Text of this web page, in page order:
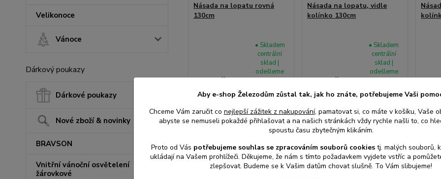
Velikonoce
Vánoce
Dárkový poukazy
Dárkové poukazy
Nové zboží & novinky
BRAVSON
Vnitřní vánoční osvětelení
žárovkové
Násada na lopatu rovná
130cm
129 Kč
107 Kč
bez DPH
• Skladem
centrální
sklad |
odešleme
do 2-3
prac. dnů
Přidat do košíku
Násada na lopatu, vidle
kolínko 130cm
135 Kč
112 Kč
bez DPH
• Skladem
centrální
sklad |
odešleme
do 2-3
prac. dnů
Přidat do košíku
135
112
Aby e-shop Železodům zůstal tak, jak ho znáte, potřebujeme Vaši
Chceme Vám zaručit co nejlepší zážitek z nakupování, pamatovat si, co máte v košíku, Vaše
abyste se nemuseli pokaždé přihlašovat a na našich stránkách vždy rychle našli to, co
spoustu času zbytečným klikáním.
Proto od Vás potřebujeme souhlas se zpracováním souborů cookies tj. malých souborů,
ukládají na Vašem prohlížeči. Děkujeme, že nám s tímto požadavkem vyjdete vstříc a
zlepšovat. Budeme se k Vašim datům chovat slušně. To Vám slibujeme!